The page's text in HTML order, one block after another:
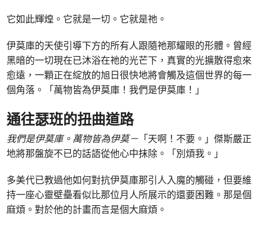
它如此輝煌。它就是一切。它就是祂。
伊莫庫的天使引導下方的所有人跟隨祂那耀眼的形體。曾經
黑暗的一切現在已沐浴在祂的光芒下，真實的光擴散得愈來
愈遠，一顆正在綻放的旭日很快地將會觸及這個世界的每一
個角落。「萬物皆為伊莫庫！我們是伊莫庫！」
通往瑟班的扭曲道路
我們是伊莫庫。萬物皆為伊莫－ 「天啊！不要。」傑斯嚴正
地將那盤旋不已的話語從他心中抹除。「別煩我。」
多美代已教過他如何對抗伊莫庫那引人入魔的觸碰，但要維
持一座心靈壁壘看似比那位月人所展示的還要困難。那是個
麻煩。對於他的計畫而言是個大麻煩。